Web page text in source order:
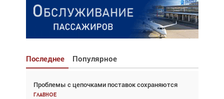
Последнее Популярное
Проблемы с цепочками поставок сохраняются
Главное
Взгляд с высоты: тандем вертолётов и БПЛА в
спасательных операциях